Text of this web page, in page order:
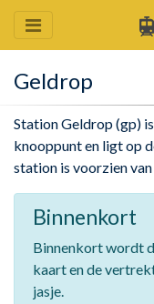
Geldrop
Station Geldrop (gp)
knooppunt en ligt op
station is voorzien
Binnenkort
Binnenkort wordt
kaart en de
jasje.